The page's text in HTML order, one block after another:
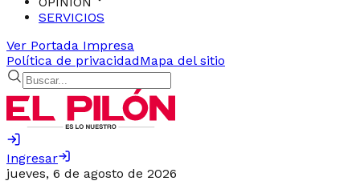
SERVICIOS
Ver Portada Impresa
Política de privacidadMapa del sitio
Ingresar
jueves, 6 de agosto de 2026